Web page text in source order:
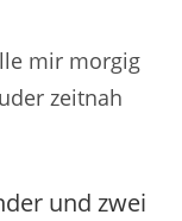
mir morgig
zeitnah
und zwei